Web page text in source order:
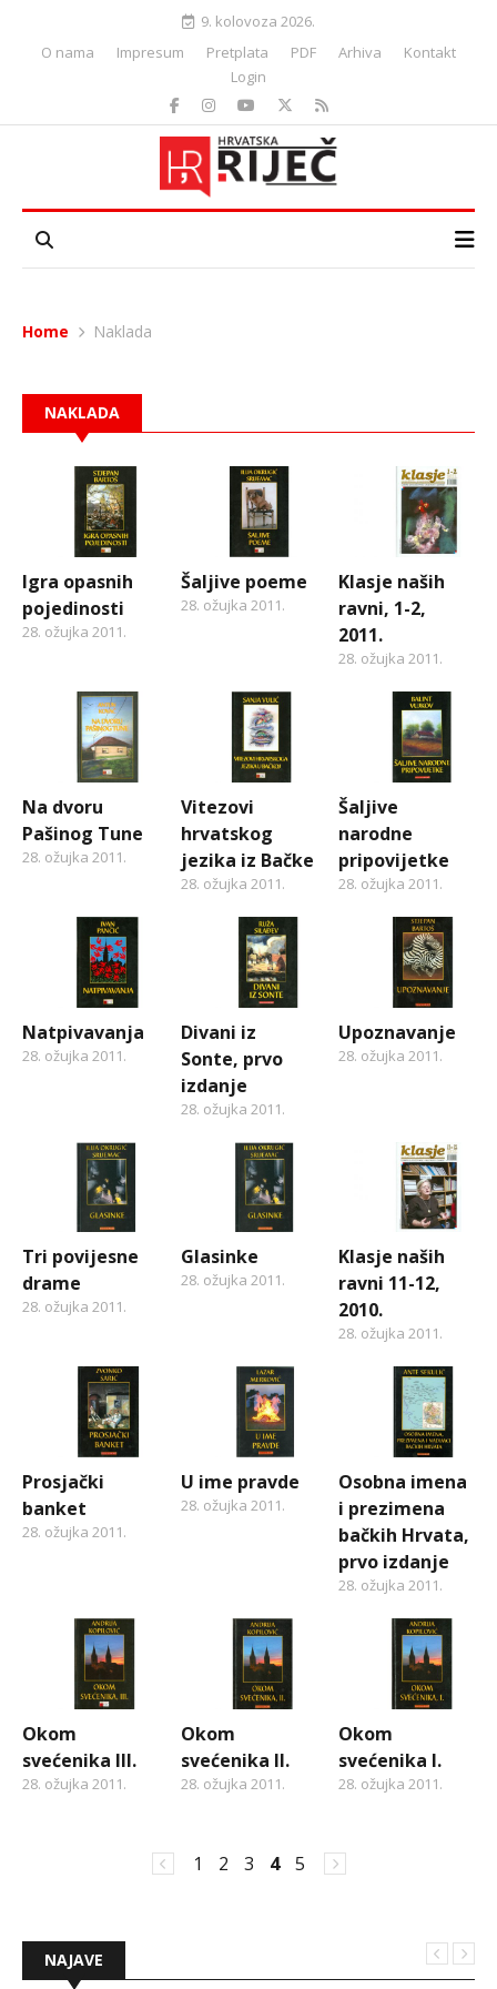
9. kolovoza 2026.
O nama
Impresum Pretplata PDF Arhiva
Kontakt
Login
Home Naklada
NAKLADA
Igra opasnih
pojedinosti
28. ožujka 2011.
Šaljive poeme
28. ožujka 2011.
Klasje naših
ravni, 1-2,
2011.
28. ožujka 2011.
Na dvoru
Pašinog Tune
28. ožujka 2011.
Vitezovi
hrvatskog
jezika iz Bačke
28. ožujka 2011.
Šaljive
narodne
pripovijetke
28. ožujka 2011.
Natpivavanja
28. ožujka 2011.
Divani iz
Sonte, prvo
izdanje
28. ožujka 2011.
Upoznavanje
28. ožujka 2011.
Tri povijesne
drame
28. ožujka 2011.
Glasinke
28. ožujka 2011.
Klasje naših
ravni 11-12,
2010.
28. ožujka 2011.
Prosjački
banket
28. ožujka 2011.
U ime pravde
28. ožujka 2011.
Osobna imena
i prezimena
bačkih Hrvata,
prvo izdanje
28. ožujka 2011.
Okom
svećenika III.
28. ožujka 2011.
Okom
svećenika II.
28. ožujka 2011.
Okom
svećenika I.
28. ožujka 2011.
1 2 3 4 5
NAJAVE